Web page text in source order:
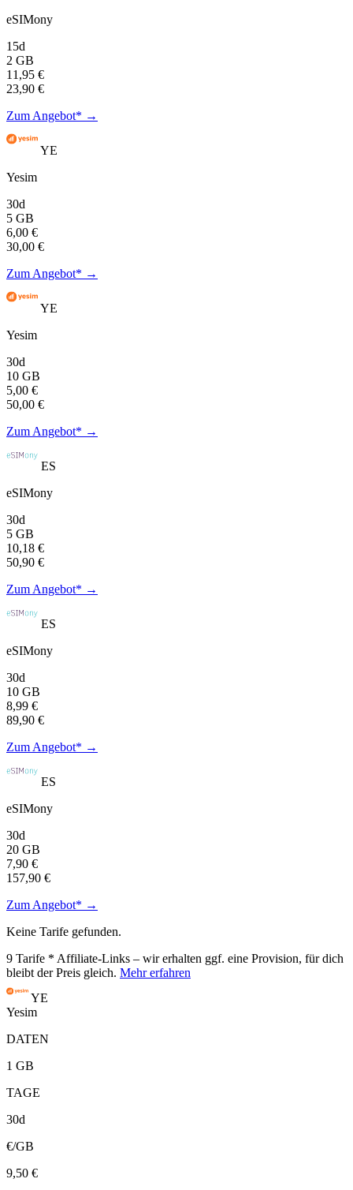
eSIMony
15d
2 GB
11,95 €
23,90 €
Zum Angebot* →
YE
Yesim
30d
5 GB
6,00 €
30,00 €
Zum Angebot* →
YE
Yesim
30d
10 GB
5,00 €
50,00 €
Zum Angebot* →
ES
eSIMony
30d
5 GB
10,18 €
50,90 €
Zum Angebot* →
ES
eSIMony
30d
10 GB
8,99 €
89,90 €
Zum Angebot* →
ES
eSIMony
30d
20 GB
7,90 €
157,90 €
Zum Angebot* →
Keine Tarife gefunden.
9 Tarife * Affiliate-Links – wir erhalten ggf. eine Provision, für dich
bleibt der Preis gleich. Mehr erfahren
YE
Yesim
DATEN
1 GB
TAGE
30d
€/GB
9,50 €